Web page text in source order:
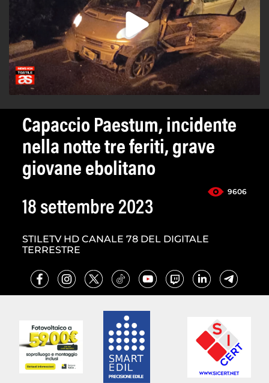
Capaccio Paestum, incidente
nella notte tre feriti, grave
giovane ebolitano
9606
18 settembre 2023
STILETV HD CANALE 78 DEL DIGITALE
TERRESTRE